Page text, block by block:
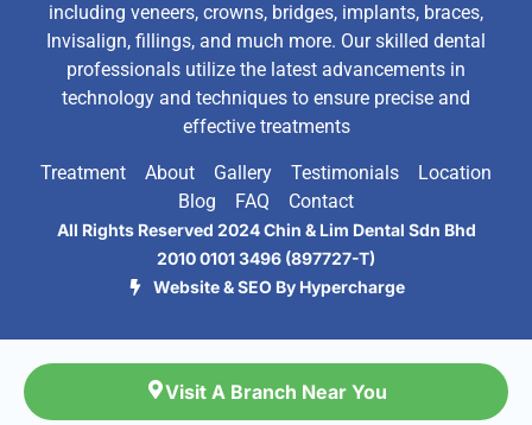
Visit A Branch Near You
Visit A Branch Near You
including veneers, crowns, bridges, implants, braces,
Invisalign, fillings, and much more. Our skilled dental
professionals utilize the latest advancements in
technology and techniques to ensure precise and
effective treatments
Treatment About Gallery Testimonials
Location
Blog
FAQ Contact
All Rights Reserved 2024 Chin & Lim Dental Sdn Bhd
2010 0101 3496 (897727-T)
Website & SEO By Hypercharge